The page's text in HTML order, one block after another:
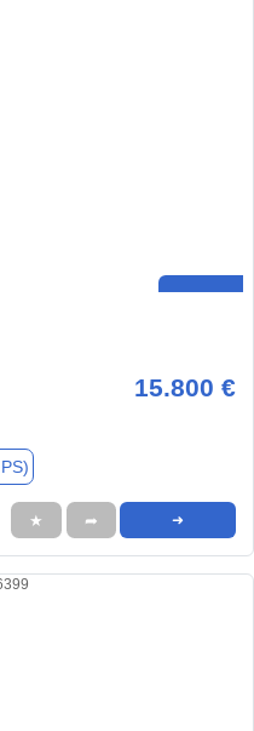
15.800 €
★ ➦ ➜